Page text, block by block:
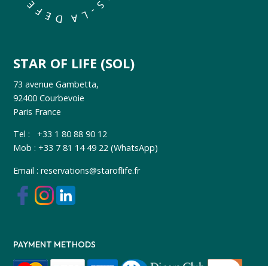
STAR OF LIFE (SOL)
73 avenue Gambetta,
92400 Courbevoie
Paris France
Tel : +33 1 80 88 90 12
Mob : +33 7 81 14 49 22 (WhatsApp)
Email :reservations@staroflife.fr
PAYMENT METHODS